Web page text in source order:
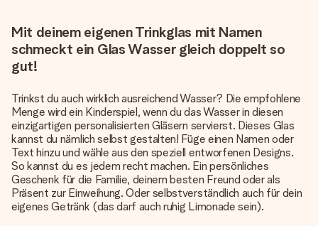
Mit deinem eigenen Trinkglas mit Namen
schmeckt ein Glas Wasser gleich doppelt so
gut!
Trinkst du auch wirklich ausreichend Wasser? Die empfohlene
Menge wird ein Kinderspiel, wenn du das Wasser in diesen
einzigartigen personalisierten Gläsern servierst. Dieses Glas
kannst du nämlich selbst gestalten! Füge einen Namen oder
Text hinzu und wähle aus den speziell entworfenen Designs.
So kannst du es jedem recht machen. Ein persönliches
Geschenk für die Familie, deinem besten Freund oder als
Präsent zur Einweihung. Oder selbstverständlich auch für dein
eigenes Getränk (das darf auch ruhig Limonade sein).